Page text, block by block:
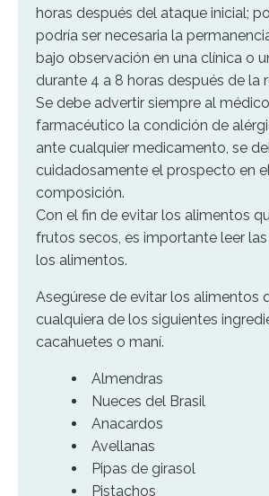
horas después del ataque inicial;
podría ser necesaria la
bajo observación en una clínica o
durante 4 a 8 horas después de la
Se debe advertir siempre al
farmacéutico la condición de
ante cualquier medicamento, se
cuidadosamente el prospecto en
composición.
Con el fin de evitar los alimentos
frutos secos, es importante leer
los alimentos.
Asegúrese de evitar los alimentos
cualquiera de los siguientes
cacahuetes o maní.
Almendras
Nueces del Brasil
Anacardos
Avellanas
Pipas de girasol
Pistachos